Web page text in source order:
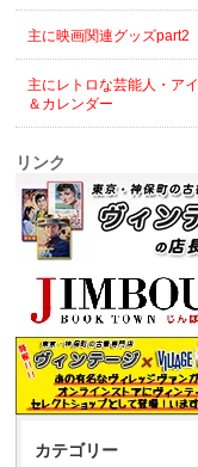
主に映画関連グッズpart2
主にレトロな芸能人・ア
＆カレンダー
リンク
カテゴリー